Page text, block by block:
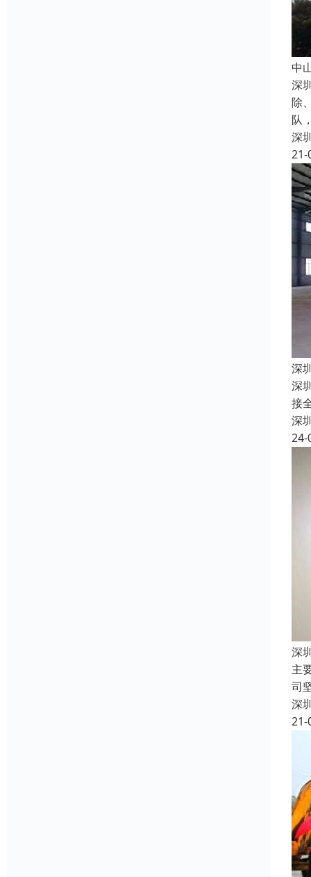
中
深
除
队
深
21-
深
深
接
深
24-
深
主
司
深
21-